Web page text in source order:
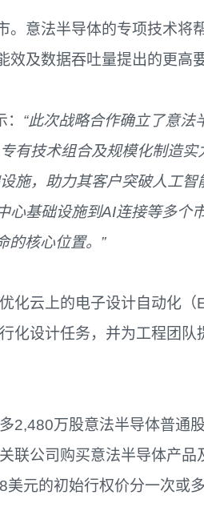
。意法半导体的专项技术将
及数据吞吐量提出的更高要
“此次战略合作确立了意法
有技术组合及规模化制造实
施，助力其客户突破人工智
心基础设施到AI连接等多个
的核心位置。”
化云上的电子设计自动化（
化设计任务，并为工程团队
2,480万股意法半导体普通
联公司购买意法半导体产品
元的初始行权价分一次或多